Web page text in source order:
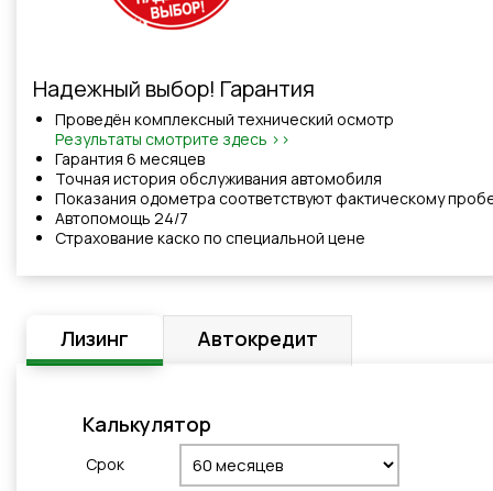
Надежный выбор! Гарантия
Проведён комплексный технический осмотр
Результаты смотрите здесь >>
Гарантия 6 месяцев
Точная история обслуживания автомобиля
Показания одометра соответствуют фактическому
Автопомощь 24/7
Cтрахованиe каско по специальной цене
Лизинг Автокредит
Калькулятор
Cрок